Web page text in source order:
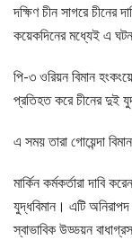
দক্ষিণ চীন সাগরে চীনের
কয়েকদিনের মধ্যেই এ
পি-৩ ওরিয়ন বিমান
প্রতিহত করে চীনের দুই
এ সময় তারা গোয়েন্দা
মার্কিন কর্মকর্তারা দাবি
যুদ্ধবিমান। এটি
স্বাভাবিক উড্ডয়ন